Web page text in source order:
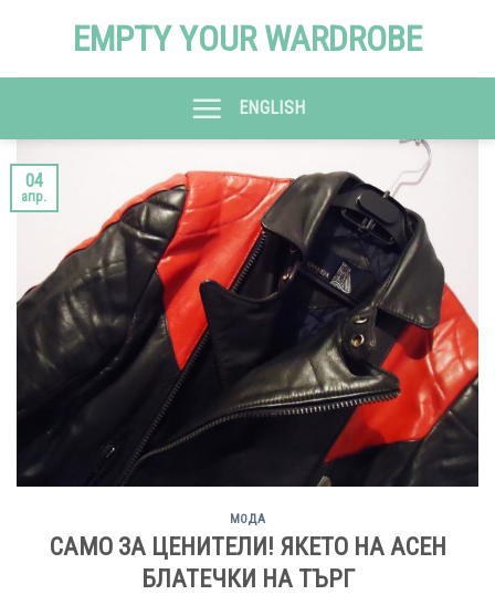
EMPTY YOUR WARDROBE
ENGLISH
04
апр.
МОДА
САМО ЗА ЦЕНИТЕЛИ! ЯКЕТО НА АСЕН
БЛАТЕЧКИ НА ТЪРГ